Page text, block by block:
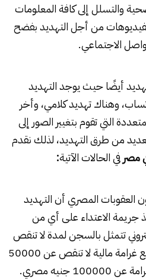
والتسلل إلى كافة المعلومات
من أجل التهديد بفضح
الاجتماعي.
أيضًا حيث يوجد التهديد
وهناك تهديد كلامي، وأخر
التي تقوم بتغيير الصور إلى
من طرق التهديد، لذلك نقدم
مصر في الحالات الآتية:
18 من قانون العقوبات المصري أن التهديد
الاعتداء على أي من
تتمثل بالسجن لمدة لا تنقص
عن شهر واحد، أو يعاقب بدفع غرامة مالية لا تنقص عن 50000
جنيه مصري.